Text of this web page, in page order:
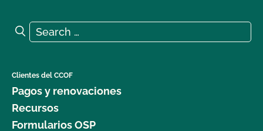
Search for:
Search
Clientes del CCOF
Pagos y renovaciones
Recursos
Formularios OSP